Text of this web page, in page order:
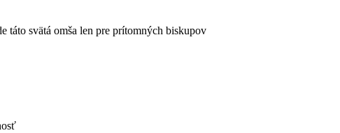
táto svätá omša len pre prítomných biskupov